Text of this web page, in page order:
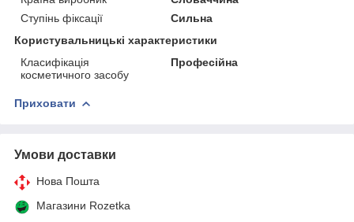
Ступінь фіксації
Сильна
Користувальницькі характеристики
Класифікація
косметичного засобу
Професійна
Приховати
Умови доставки
Нова Пошта
Магазини Rozetka